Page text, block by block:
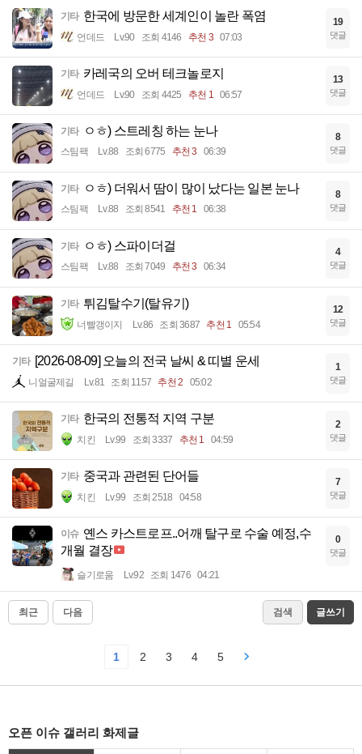
기타 한국에 방문한 세계인이 놀란 폭염
언데드 Lv.90 조회 4146 추천 3 07:03
19
댓글
기타 카레국의 오버 테크놀로지
언데드 Lv.90 조회 4425 추천 1 06:57
13
댓글
기타 ㅇㅎ) 스트레칭 하는 눈나
스팀팩 Lv.88 조회 6775 추천 3 06:39
8
댓글
기타 ㅇㅎ) 더워서 땀이 많이 났다는 일본 눈나
스팀팩 Lv.88 조회 8541 추천 1 06:38
8
댓글
기타 ㅇㅎ) 스파이더걸
스팀팩 Lv.88 조회 7049 추천 3 06:34
4
댓글
기타 튀김탈수기(탈유기)
너빨갱이지 Lv.86 조회 3687 추천 1 05:54
12
댓글
기타 [2026-08-09] 오늘의 전국 날씨 & 띠별 운세
니얼굴제길 Lv.81 조회 1157 추천 2 05:02
1
댓글
기타 한국의 전통적 지역 구분
치킨 Lv.99 조회 3337 추천 1 04:59
2
댓글
기타 중국과 관련된 단어들
치킨 Lv.99 조회 2518 04:58
7
댓글
이슈 옌스 카스트로프..어깨 탈구로 수술 예정,수
개월 결장
슬기로움 Lv.92 조회 1476 04:21
0
댓글
최근 다음 검색 글쓰기
1 2 3 4 5
오픈 이슈 갤러리 화제글